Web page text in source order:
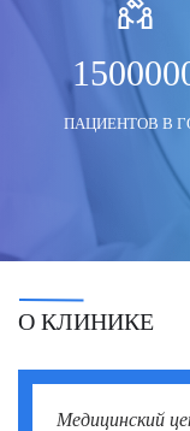
Моше Паппа (Moshe
Мустафа Оздоган
Озкан Йилдиз
Саваш Туна (Savas
Семих
Серкан Эрканли
Сиван Шамаи
Тамар Сафра
Шломи
Шломо Давидович
Эли Ашкенази (Eli
Сегев Эйтан (Segev
Халук Чабук (Haluk
Эльханан Лугер
ПАЦИЕНТОВ В
О КЛИНИКЕ
Медицинский